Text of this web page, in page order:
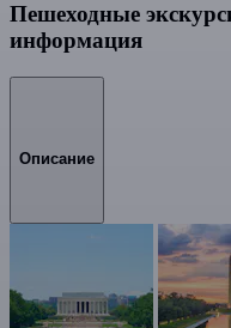
Пешеходные
информация
Описание